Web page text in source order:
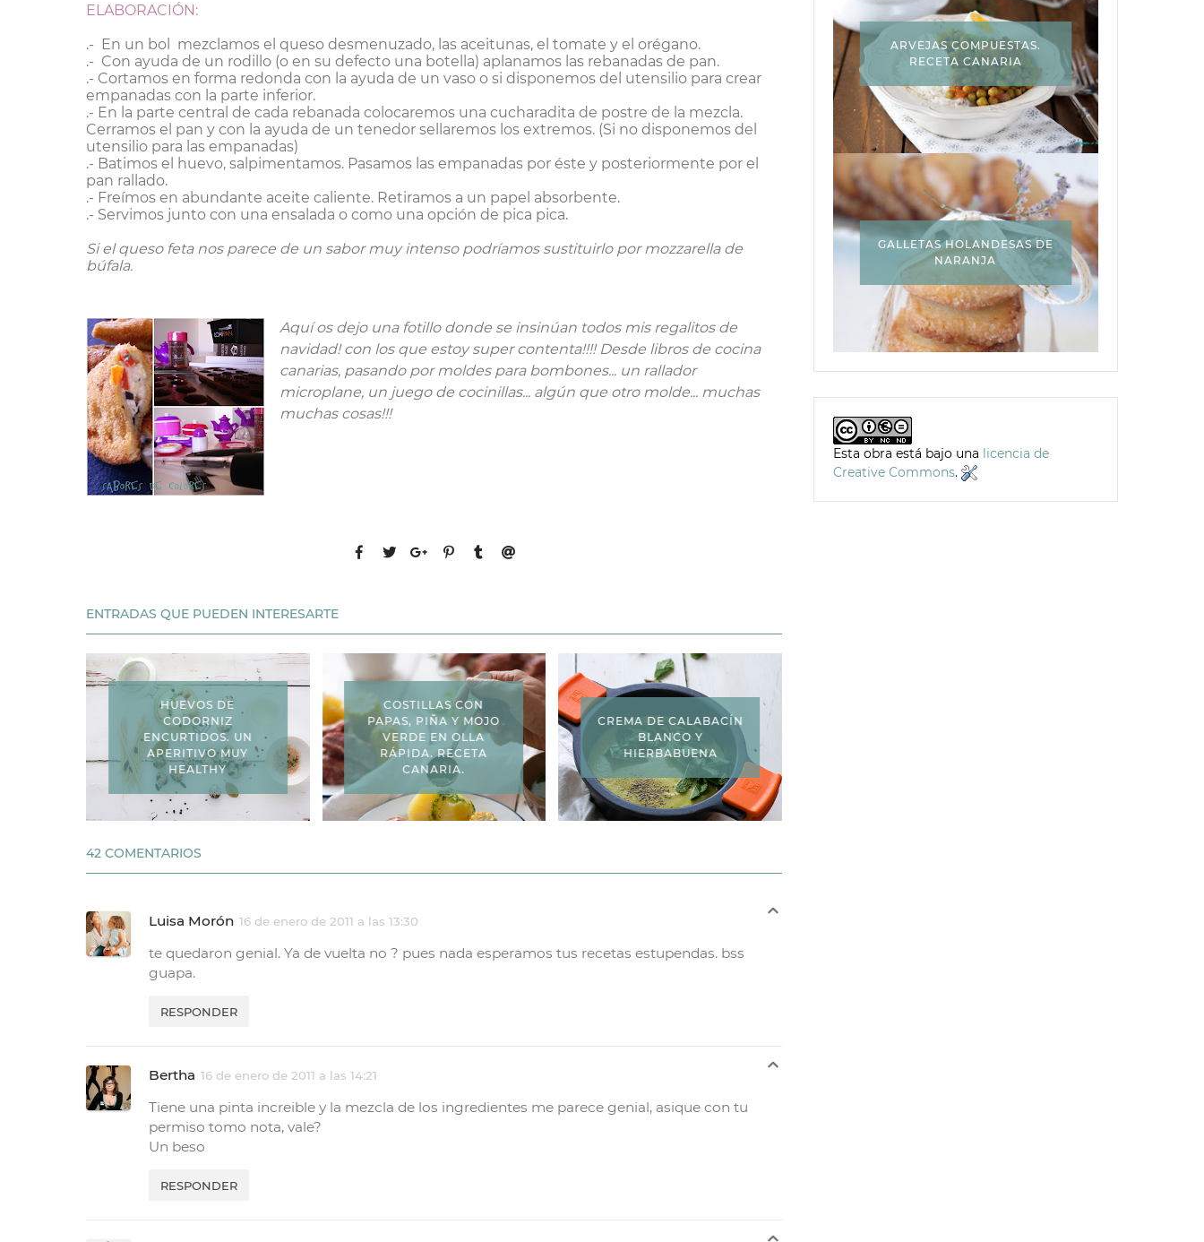
ELABORACIÓN:
.- En un bol mezclamos el queso desmenuzado, las aceitunas, el tomate y el orégano.
.- Con ayuda de un rodillo (o en su defecto una botella) aplanamos las rebanadas de pan.
.- Cortamos en forma redonda con la ayuda de un vaso o si disponemos del utensilio para crear
empanadas con la parte inferior.
.- En la parte central de cada rebanada colocaremos una cucharadita de postre de la mezcla.
Cerramos el pan y con la ayuda de un tenedor sellaremos los extremos. (Si no disponemos del
utensilio para las empanadas)
.- Batimos el huevo, salpimentamos. Pasamos las empanadas por éste y posteriormente por el
pan rallado.
.- Freímos en abundante aceite caliente. Retiramos a un papel absorbente.
.- Servimos junto con una ensalada o como una opción de pica pica.
Si el queso feta nos parece de un sabor muy intenso podríamos sustituirlo por mozzarella de
búfala.
Aquí os dejo una fotillo donde se insinúan todos mis regalitos de
navidad! con los que estoy super contenta!!!! Desde libros de cocina
canarias, pasando por moldes para bombones... un rallador
microplane, un juego de cocinillas... algún que otro molde... muchas
muchas cosas!!!
ENTRADAS QUE PUEDEN INTERESARTE
HUEVOS DE
CODORNIZ
ENCURTIDOS. UN
APERITIVO MUY
HEALTHY
COSTILLAS CON
PAPAS, PIÑA Y MOJO
VERDE EN OLLA
RÁPIDA. RECETA
CANARIA.
CREMA DE CALABACÍN
BLANCO Y
HIERBABUENA
42 COMENTARIOS
Luisa Morón 16 de enero de 2011 a las 13:30
te quedaron genial. Ya de vuelta no ? pues nada esperamos tus recetas estupendas. bss
guapa.
RESPONDER
Bertha 16 de enero de 2011 a las 14:21
Tiene una pinta increible y la mezcla de los ingredientes me parece genial, asique con tu
permiso tomo nota, vale?
Un beso
RESPONDER
ARVEJAS COMPUESTAS.
RECETA CANARIA
GALLETAS HOLANDESAS DE
NARANJA
Esta obra está bajo una licencia de
Creative Commons.